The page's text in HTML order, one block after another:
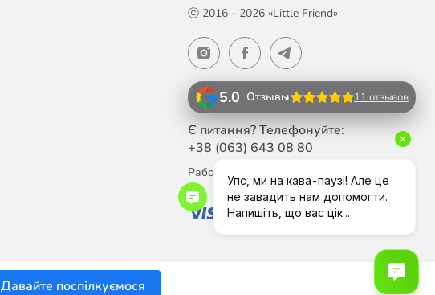
ⓒ 2016 - 2026 «Little Friend»
5.0 Отзывы 11 отзывов
Є питання? Телефонуйте:
+38 (063) 643 08 80
Работаем Пн-Пт с 10:00 до 18:00
Давайте поспілкуємося